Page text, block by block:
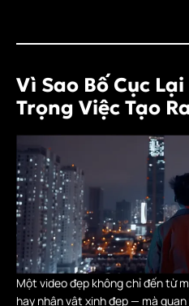
Vì Sao Bố Cục
Trọng Việc Tạo
Một video đẹp không chỉ đến từ
hay nhân vật xinh đẹp — mà